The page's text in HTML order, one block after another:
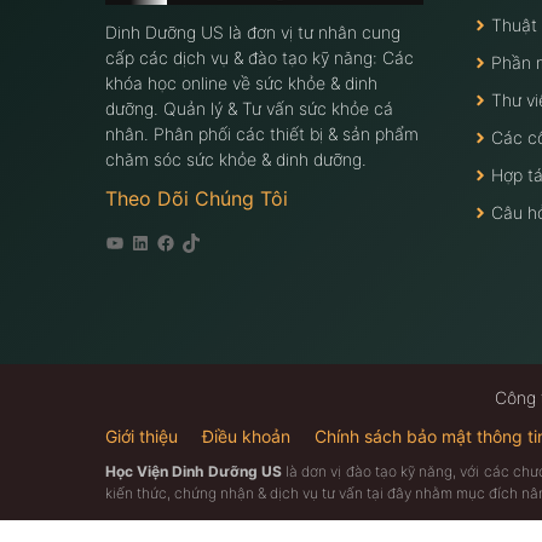
Dinh Dưỡng US là đơn vị tư nhân cung
cấp các dịch vụ & đào tạo kỹ năng: Các
khóa học online về sức khỏe & dinh
dưỡng. Quản lý & Tư vấn sức khỏe cá
nhân. Phân phối các thiết bị & sản phẩm
chăm sóc sức khỏe & dinh dưỡng.
Theo Dõi Chúng Tôi
Youtube
Linkedin
Facebook
Tiktok
Thuật
Phần
Thư
Các
Hợp
Câu
Công
Giới thiệu
Điều khoản Chính sách bảo mật thông
Học Viện Dinh Dưỡng USlà dơn vị đào tạo kỹ năng, với các
kiến thức, chứng nhận & dịch vụ tư vấn tại đây nhằm mục đích